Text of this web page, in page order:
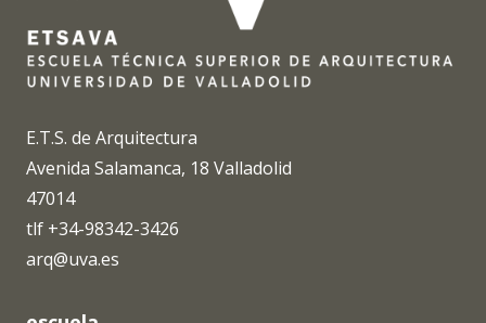
E.T.S. de Arquitectura
Avenida Salamanca, 18 Valladolid
47014
tlf +34-98342-3426
arq@uva.es